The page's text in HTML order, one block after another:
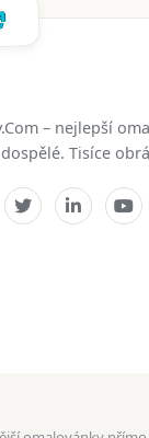
– nejlepší
Tisíce